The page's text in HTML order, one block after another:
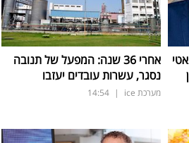
אחרי 36 שנה: המפעל של תנובה
נסגר, עשרות עובדים יעזבו
מערכת ice |
14:54